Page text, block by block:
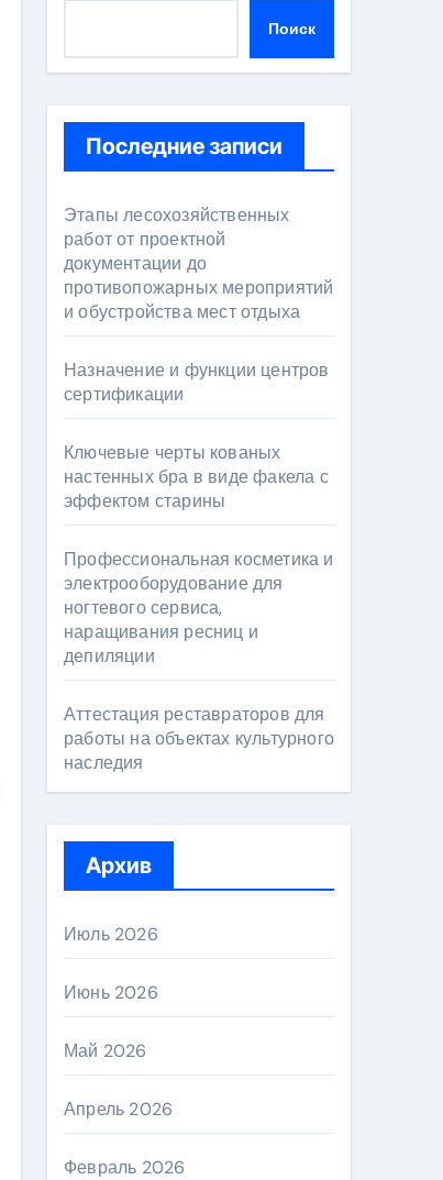
Поиск
Последние записи
Этапы лесохозяйственных
работ от проектной
документации до
противопожарных мероприятий
и обустройства мест отдыха
Назначение и функции центров
сертификации
Ключевые черты кованых
настенных бра в виде факела с
эффектом старины
Профессиональная косметика и
электрооборудование для
ногтевого сервиса,
наращивания ресниц и
депиляции
Аттестация реставраторов для
работы на объектах культурного
наследия
Архив
Июль 2026
Июнь 2026
Май 2026
Апрель 2026
Февраль 2026